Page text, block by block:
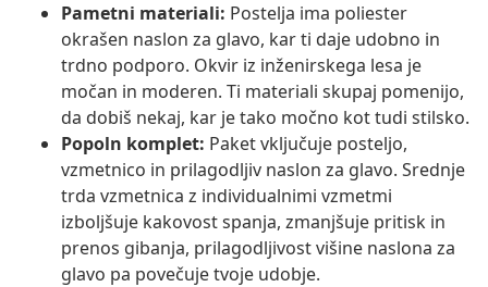
Pametni materiali: Postelja ima poliester
okrašen naslon za glavo, kar ti daje udobno in
trdno podporo. Okvir iz inženirskega lesa je
močan in moderen. Ti materiali skupaj pomenijo,
da dobiš nekaj, kar je tako močno kot tudi stilsko.
Popoln komplet: Paket vključuje posteljo,
vzmetnico in prilagodljiv naslon za glavo. Srednje
trda vzmetnica z individualnimi vzmetmi
izboljšuje kakovost spanja, zmanjšuje pritisk in
prenos gibanja, prilagodljivost višine naslona za
glavo pa povečuje tvoje udobje.